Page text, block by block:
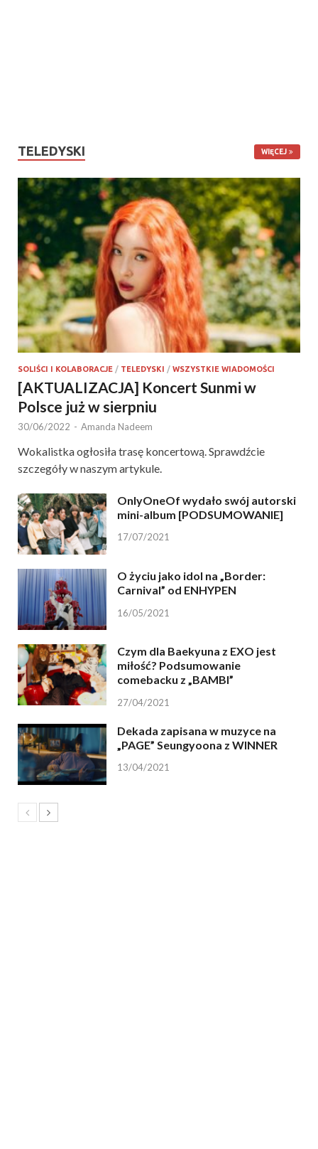
TELEDYSKI WIĘCEJ
SOLIŚCI I KOLABORACJE / TELEDYSKI / WSZYSTKIE WIADOMOŚCI
[AKTUALIZACJA] Koncert Sunmi w
Polsce już w sierpniu
30/06/2022 - Amanda Nadeem
Wokalistka ogłosiła trasę koncertową. Sprawdźcie
szczegóły w naszym artykule.
OnlyOneOf wydało swój autorski
mini-album [PODSUMOWANIE]
17/07/2021
O życiu jako idol na „Border:
Carnival” od ENHYPEN
16/05/2021
Czym dla Baekyuna z EXO jest
miłość? Podsumowanie
comebacku z „BAMBI”
27/04/2021
Dekada zapisana w muzyce na
„PAGE” Seungyoona z WINNER
13/04/2021